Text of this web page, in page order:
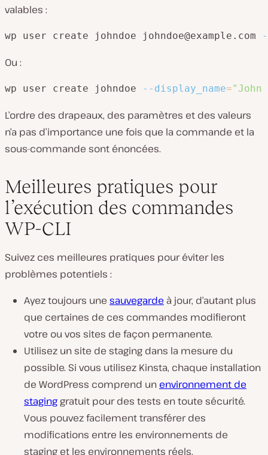
valables :
wp user create johndoe johndoe@example.com
Ou :
wp user create johndoe --display_name="John
L’ordre des drapeaux, des paramètres et des valeurs
n’a pas d’importance une fois que la commande et la
sous-commande sont énoncées.
Meilleures pratiques pour
l’exécution des commandes
WP-CLI
Suivez ces meilleures pratiques pour éviter les
problèmes potentiels :
Ayez toujours une sauvegarde à jour, d’autant plus
que certaines de ces commandes modifieront
votre ou vos sites de façon permanente.
Utilisez un site de staging dans la mesure du
possible. Si vous utilisez Kinsta, chaque installation
de WordPress comprend un environnement de
staging gratuit pour des tests en toute sécurité.
Vous pouvez facilement transférer des
modifications entre les environnements de
staging et les environnements réels.